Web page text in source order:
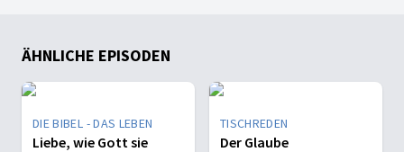
ÄHNLICHE EPISODEN
DIE BIBEL - DAS LEBEN
Liebe, wie Gott sie
TISCHREDEN
Der Glaube